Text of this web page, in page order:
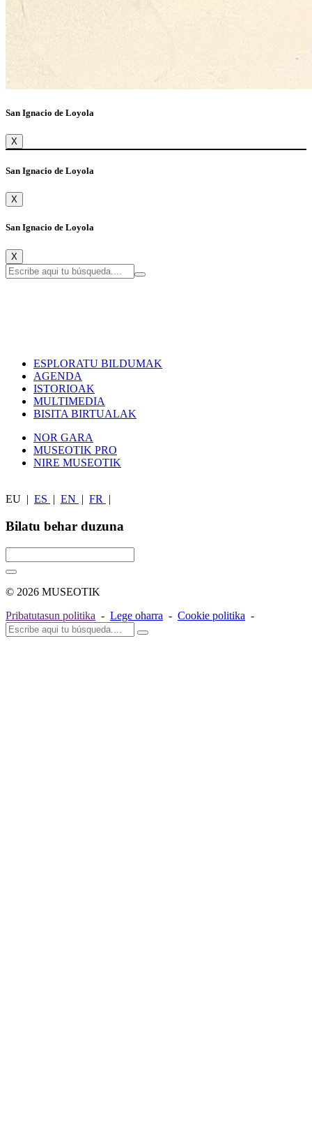
San Ignacio de Loyola
X
San Ignacio de Loyola
X
San Ignacio de Loyola
X
ESPLORATU BILDUMAK
AGENDA
ISTORIOAK
MULTIMEDIA
BISITA BIRTUALAK
NOR GARA
MUSEOTIK PRO
NIRE MUSEOTIK
EU | ES | EN | FR |
Bilatu behar duzuna
© 2026 MUSEOTIK
Pribatutasun politika - Lege oharra - Cookie politika -